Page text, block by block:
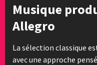
Musique
Allegro
La sélection classique
avec une approche